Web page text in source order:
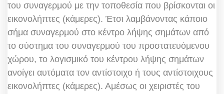
του συναγερμού με την τοποθεσία που βρίσκονται οι
εικονολήπτες (κάμερες). Έτσι λαμβάνοντας κάποιο
σήμα συναγερμού στο κέντρο λήψης σημάτων από
το σύστημα του συναγερμού του προστατευόμενου
χώρου, το λογισμικό του κέντρου λήψης σημάτων
ανοίγει αυτόματα τον αντίστοιχο ή τους αντίστοιχους
εικονολήπτες (κάμερες). Αμέσως οι χειριστές του